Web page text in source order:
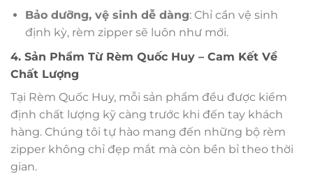
Bảo dưỡng, vệ sinh dễ dàng: Chỉ cần vệ sinh
định kỳ, rèm zipper sẽ luôn như mới.
4. Sản Phẩm Từ Rèm Quốc Huy – Cam Kết Về
Chất Lượng
Tại Rèm Quốc Huy, mỗi sản phẩm đều được kiểm
định chất lượng kỹ càng trước khi đến tay khách
hàng. Chúng tôi tự hào mang đến những bộ rèm
zipper không chỉ đẹp mắt mà còn bền bỉ theo thời
gian.